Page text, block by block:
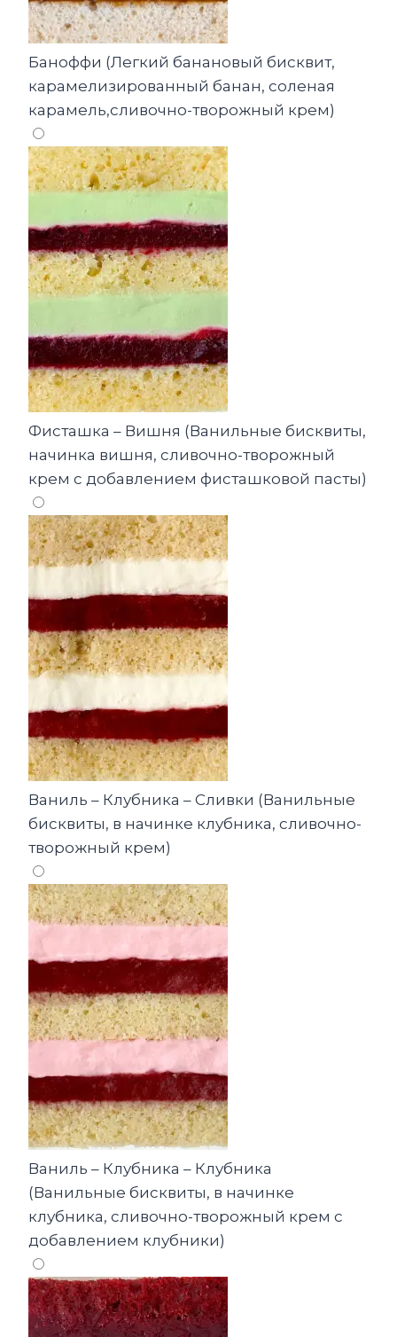
Баноффи (Легкий банановый бисквит,
карамелизированный банан, соленая
карамель,сливочно-творожный крем)
Фисташка – Вишня (Ванильные бисквиты,
начинка вишня, сливочно-творожный
крем с добавлением фисташковой пасты)
Ваниль – Клубника – Сливки (Ванильные
бисквиты, в начинке клубника, сливочно-
творожный крем)
Ваниль – Клубника – Клубника
(Ванильные бисквиты, в начинке
клубника, сливочно-творожный крем с
добавлением клубники)